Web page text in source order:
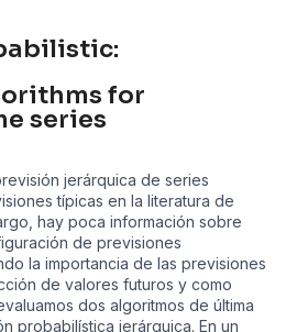
for
series
jerárquica de series
típicas en la literatura de
hay poca información sobre
de previsiones
la importancia de las previsiones
de valores futuros y como
dos algoritmos de última
probabilística jerárquica. En un